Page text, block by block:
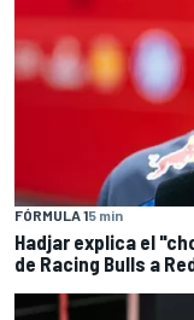
FÓRMULA 15 min
Hadjar explica el
de Racing Bulls a